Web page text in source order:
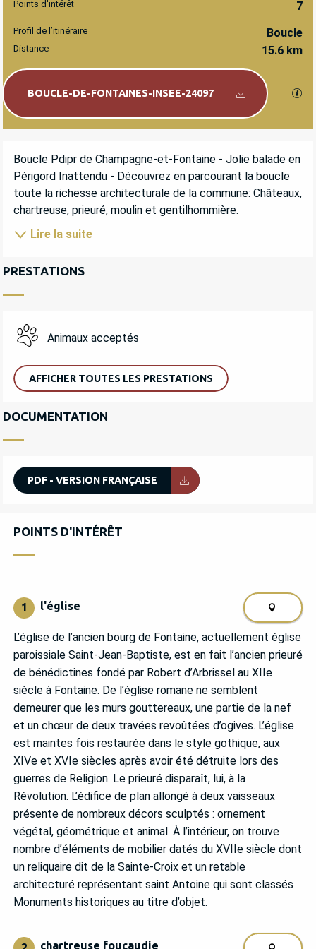
Points d'intérêt 7
Profil de l’itinéraire Boucle
Distance 15.6 km
Documentation
BOUCLE-DE-FONTAINES-INSEE-24097
DESCRIPTION
Boucle Pdipr de Champagne-et-Fontaine - Jolie balade en
Périgord Inattendu - Découvrez en parcourant la boucle
toute la richesse architecturale de la commune: Châteaux,
chartreuse, prieuré, moulin et gentilhommière.
Lire la suite
PRESTATIONS
Animaux acceptés
AFFICHER TOUTES LES PRESTATIONS
DOCUMENTATION
PDF - VERSION FRANÇAISE
POINTS D'INTÉRÊT
POINTS D'INTÉRÊT
1 l'église
L’église de l’ancien bourg de Fontaine, actuellement église
paroissiale Saint-Jean-Baptiste, est en fait l’ancien prieuré
de bénédictines fondé par Robert d’Arbrissel au XIIe
siècle à Fontaine. De l’église romane ne semblent
demeurer que les murs gouttereaux, une partie de la nef
et un chœur de deux travées revoûtées d’ogives. L’église
est maintes fois restaurée dans le style gothique, aux
XIVe et XVIe siècles après avoir été détruite lors des
guerres de Religion. Le prieuré disparaît, lui, à la
Révolution. L’édifice de plan allongé à deux vaisseaux
présente de nombreux décors sculptés : ornement
végétal, géométrique et animal. À l’intérieur, on trouve
nombre d’éléments de mobilier datés du XVIIe siècle dont
un reliquaire dit de la Sainte-Croix et un retable
architecturé représentant saint Antoine qui sont classés
Monuments historiques au titre d’objet.
chartreuse foucaudie